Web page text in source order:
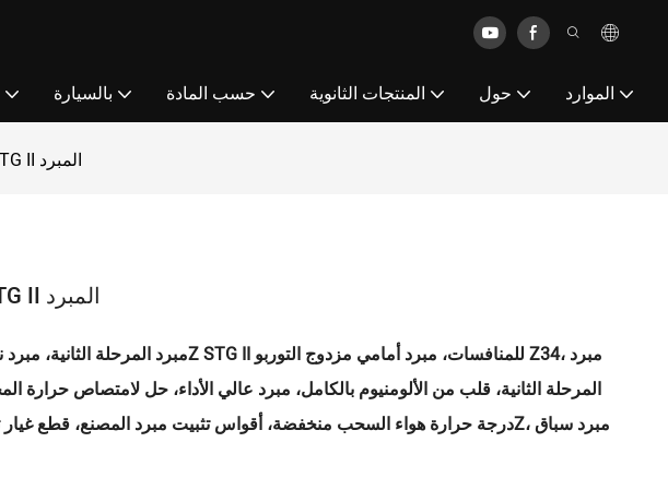
بالسيارة حسب المادة المنتجات الثانوية حول الموارد
المنافسة 370Z STG II المبرد
المنافسة 370Z STG II المبرد